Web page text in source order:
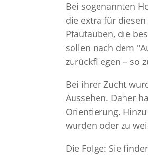
Bei sogenannten
die extra für
Pfautauben, die
sollen nach dem
zurückfliegen – so
Bei ihrer Zucht
Aussehen. Daher
Orientierung.
wurden oder zu
Die Folge: Sie